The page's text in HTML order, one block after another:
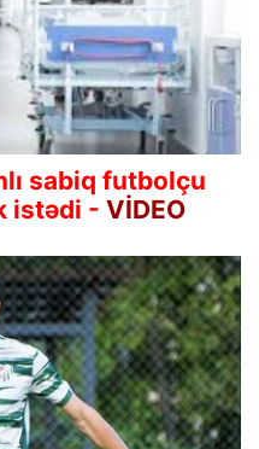
sabiq futbolçu
istədi - VİDEO